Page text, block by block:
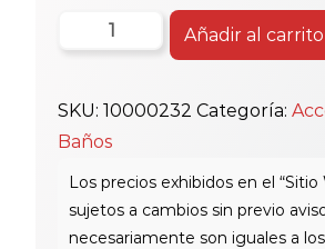
Tee
3/4"
cantidad
Añadir al carrito
SKU: 10000232 Categoría:
Baños